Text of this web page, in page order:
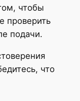
чтобы
проверить
подачи.
что